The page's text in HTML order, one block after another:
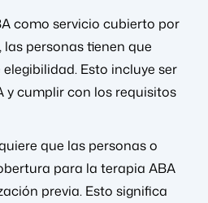
como servicio cubierto por
personas tienen que
Esto incluye ser
y cumplir con los requisitos
que las personas o
para la terapia ABA
previa. Esto significa